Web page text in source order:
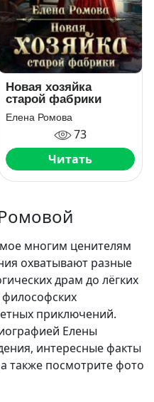
Новая хозяйка
старой фабрики
Елена Ромова
73
Читать
многим ценителям
охватывают разные
драм до лёгких
приключений.
Елены
интересные факты
также посмотрите фото